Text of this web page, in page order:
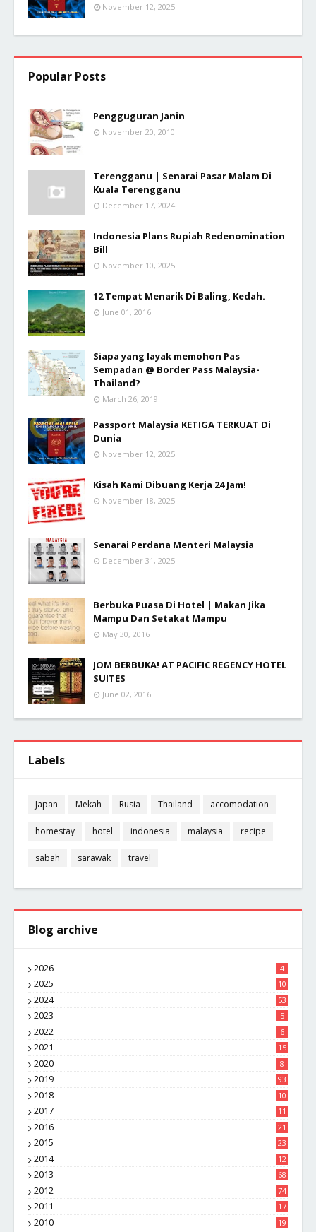
November 12, 2025
Popular Posts
Pengguguran Janin
November 20, 2010
Terengganu | Senarai Pasar Malam Di
Kuala Terengganu
December 17, 2024
Indonesia Plans Rupiah Redenomination
Bill
November 10, 2025
12 Tempat Menarik Di Baling, Kedah.
June 01, 2016
Siapa yang layak memohon Pas
Sempadan @ Border Pass Malaysia-
Thailand?
March 26, 2019
Passport Malaysia KETIGA TERKUAT Di
Dunia
November 12, 2025
Kisah Kami Dibuang Kerja 24 Jam!
November 18, 2025
Senarai Perdana Menteri Malaysia
December 31, 2025
Berbuka Puasa Di Hotel | Makan Jika
Mampu Dan Setakat Mampu
May 30, 2016
JOM BERBUKA! AT PACIFIC REGENCY HOTEL
SUITES
June 02, 2016
Labels
Japan Mekah Rusia Thailand accomodation
homestay hotel indonesia malaysia recipe
sabah sarawak travel
Blog archive
2026 4
2025
10
8
2024 53
2023 5
2022 6
2021 15
2020 8
2019 93
2018
10
4
2017
11
1
2016
21
1
2015
23
7
2014
12
2
2013 68
2012 74
2011
17
4
2010
19